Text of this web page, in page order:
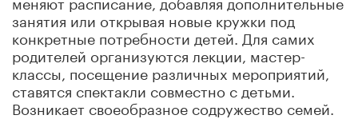
занятия или открывая новые кружки под
конкретные потребности детей. Для самих
родителей организуются лекции, мастер-
классы, посещение различных мероприятий,
ставятся спектакли совместно с детьми.
Возникает своеобразное содружество семей.